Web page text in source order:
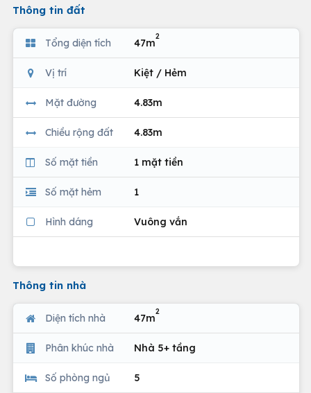
Thông tin đất
Tổng diện tích 47m
2
Vị trí Kiệt / Hẻm
Mặt đường 4.83m
Chiều rộng đất 4.83m
Số mặt tiền 1 mặt tiền
Số mặt hẻm 1
Hình dáng Vuông vắn
Thông tin nhà
Diện tích nhà 47m
2
Phân khúc nhà Nhà 5+ tầng
Số phòng ngủ 5